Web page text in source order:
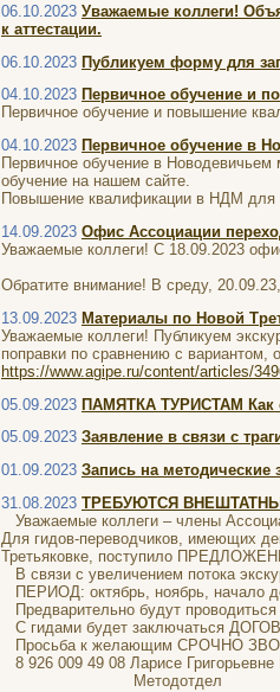
06.10.2023 Уважаемые коллеги!
к аттестации.
06.10.2023 Публикуем форму для
04.10.2023 Первичное обучение и
Первичное обучение и повышение
04.10.2023 Первичное обучение в
Первичное обучение в
обучение на нашем сайте.
Повышение квалификации в НДМ для
14.09.2023 Офис Ассоциации
Уважаемые коллеги! С 18.09.2023
Обратите внимание! В среду,
13.09.2023 Материалы по Новой
Уважаемые коллеги! Публикуем
поправки по сравнению с вариантом,
https://www.agipe.ru/content/articles/
05.09.2023 ПАМЯТКА ТУРИСТАМ Как
05.09.2023 Заявление в связи с
01.09.2023 Запись на методические
31.08.2023 ТРЕБУЮТСЯ ВНЕШТАТНЫЕ
Уважаемые коллеги – члены
Для гидов-переводчиков, имеющих
Третьяковке, поступило
В связи с увеличением потока
ПЕРИОД: октябрь, ноябрь, начало
Предварительно будут
С гидами будет заключаться
Просьба к желающим СРОЧНО
8 926 009 49 08 Ларисе Григорьевне
Методотдел